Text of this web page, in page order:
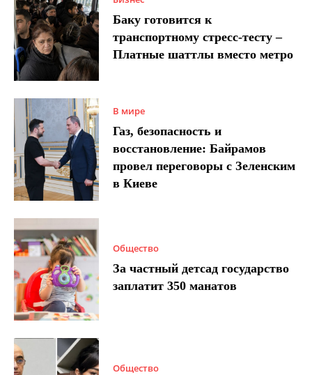
Баку готовится к
транспортному стресс-тесту –
Платные шаттлы вместо метро
В мире
Газ, безопасность и
восстановление: Байрамов
провел переговоры с Зеленским
в Киеве
Общество
За частный детсад государство
заплатит 350 манатов
Общество